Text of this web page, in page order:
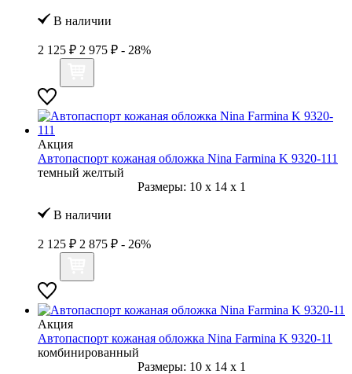
В наличии
2 125 ₽ 2 975 ₽ - 28%
Акция
Автопаспорт кожаная обложка Nina Farmina K 9320-111
темный желтый
Размеры: 10 x 14 x 1
В наличии
2 125 ₽ 2 875 ₽ - 26%
Акция
Автопаспорт кожаная обложка Nina Farmina K 9320-11
комбинированный
Размеры: 10 x 14 x 1